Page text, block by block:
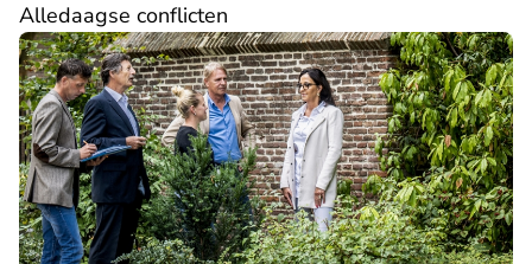
Alledaagse conflicten